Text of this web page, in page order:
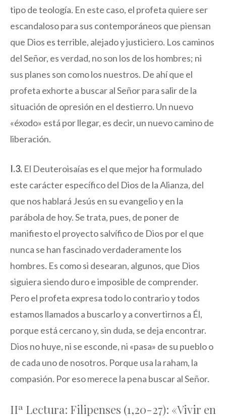
tipo de teología. En este caso, el profeta quiere ser
escandaloso para sus contemporáneos que piensan
que Dios es terrible, alejado y justiciero. Los caminos
del Señor, es verdad, no son los de los hombres; ni
sus planes son como los nuestros. De ahí que el
profeta exhorte a buscar al Señor para salir de la
situación de opresión en el destierro. Un nuevo
«éxodo» está por llegar, es decir, un nuevo camino de
liberación.
I.3. El Deuteroisaías es el que mejor ha formulado
este carácter específico del Dios de la Alianza, del
que nos hablará Jesús en su evangelio y en la
parábola de hoy. Se trata, pues, de poner de
manifiesto el proyecto salvífico de Dios por el que
nunca se han fascinado verdaderamente los
hombres. Es como si desearan, algunos, que Dios
siguiera siendo duro e imposible de comprender.
Pero el profeta expresa todo lo contrario y todos
estamos llamados a buscarlo y a convertirnos a Él,
porque está cercano y, sin duda, se deja encontrar.
Dios no huye, ni se esconde, ni «pasa» de su pueblo o
de cada uno de nosotros. Porque usa la raham, la
compasión. Por eso merece la pena buscar al Señor.
IIª Lectura: Filipenses (1,20-27): «Vivir en